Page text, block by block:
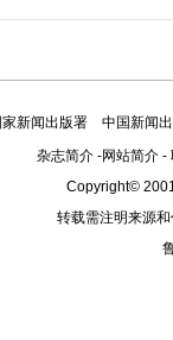
家新闻出版署
中国新闻
杂志简介-网站简介-
Copyright©
转载需注明来源